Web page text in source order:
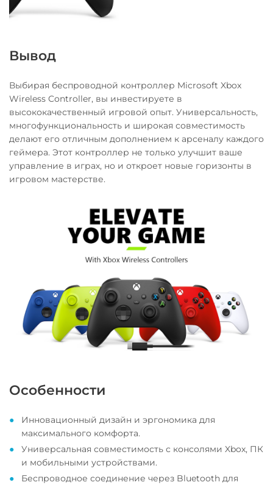
Вывод
Выбирая беспроводной контроллер Microsoft Xbox
Wireless Controller, вы инвестируете в
высококачественный игровой опыт. Универсальность,
многофункциональность и широкая совместимость
делают его отличным дополнением к арсеналу каждого
геймера. Этот контроллер не только улучшит ваше
управление в играх, но и откроет новые горизонты в
игровом мастерстве.
Особенности
Инновационный дизайн и эргономика для
максимального комфорта.
Универсальная совместимость с консолями Xbox, ПК
и мобильными устройствами.
Беспроводное соединение через Bluetooth для